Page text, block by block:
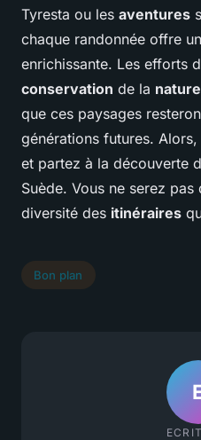
Tyresta ou les aventures
chaque randonnée offre
enrichissante. Les efforts
conservation de la nature
que ces paysages
générations futures.
et partez à la découverte
Suède. Vous ne serez
diversité des itinéraires
Bon plan